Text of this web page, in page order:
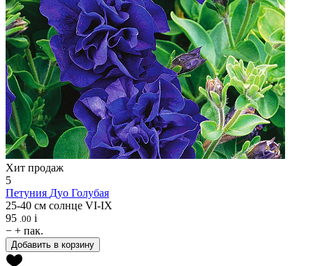
Хит продаж
5
Петуния Дуо Голубая
25-40 см солнце VI-IX
95 .00 i
− + пак.
Добавить в корзину